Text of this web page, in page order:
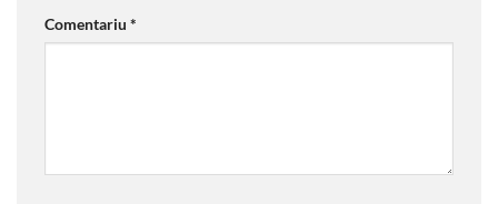
Comentariu *